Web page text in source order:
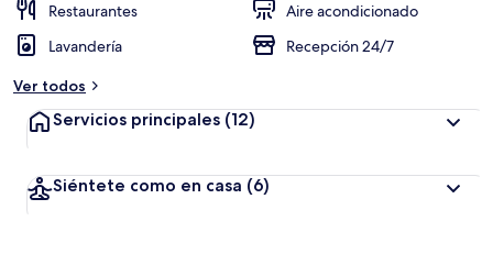
Restaurantes
Aire acondicionado
Lavandería
Recepción 24/7
Ver todos
Servicios principales (12)
Siéntete como en casa (6)